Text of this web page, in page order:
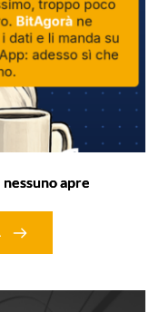
apre